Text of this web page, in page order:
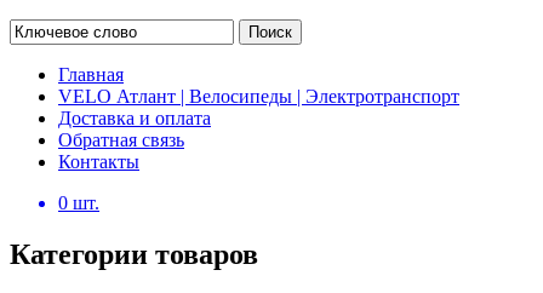
Поиск
Главная
VELO Атлант | Велосипеды | Электротранспорт
Доставка и оплата
Обратная связь
Контакты
0 шт.
Категории товаров